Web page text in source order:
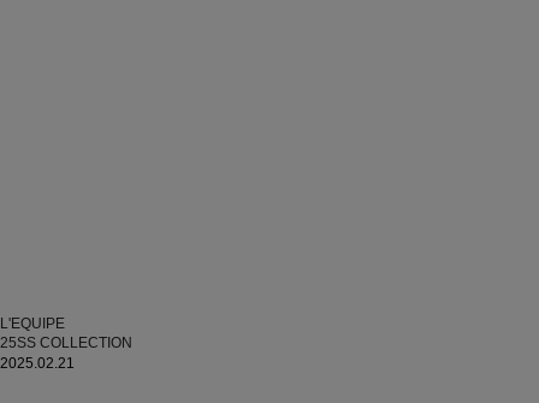
L'EQUIPE
25SS COLLECTION
2025.02.21